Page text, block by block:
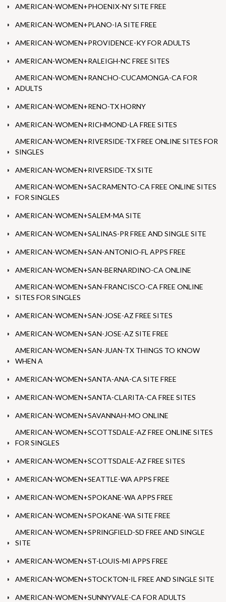
AMERICAN-WOMEN+PHOENIX-NY SITE FREE
AMERICAN-WOMEN+PLANO-IA SITE FREE
AMERICAN-WOMEN+PROVIDENCE-KY FOR ADULTS
AMERICAN-WOMEN+RALEIGH-NC FREE SITES
AMERICAN-WOMEN+RANCHO-CUCAMONGA-CA FOR
ADULTS
AMERICAN-WOMEN+RENO-TX HORNY
AMERICAN-WOMEN+RICHMOND-LA FREE SITES
AMERICAN-WOMEN+RIVERSIDE-TX FREE ONLINE SITES FOR
SINGLES
AMERICAN-WOMEN+RIVERSIDE-TX SITE
AMERICAN-WOMEN+SACRAMENTO-CA FREE ONLINE SITES
FOR SINGLES
AMERICAN-WOMEN+SALEM-MA SITE
AMERICAN-WOMEN+SALINAS-PR FREE AND SINGLE SITE
AMERICAN-WOMEN+SAN-ANTONIO-FL APPS FREE
AMERICAN-WOMEN+SAN-BERNARDINO-CA ONLINE
AMERICAN-WOMEN+SAN-FRANCISCO-CA FREE ONLINE
SITES FOR SINGLES
AMERICAN-WOMEN+SAN-JOSE-AZ FREE SITES
AMERICAN-WOMEN+SAN-JOSE-AZ SITE FREE
AMERICAN-WOMEN+SAN-JUAN-TX THINGS TO KNOW
WHEN A
AMERICAN-WOMEN+SANTA-ANA-CA SITE FREE
AMERICAN-WOMEN+SANTA-CLARITA-CA FREE SITES
AMERICAN-WOMEN+SAVANNAH-MO ONLINE
AMERICAN-WOMEN+SCOTTSDALE-AZ FREE ONLINE SITES
FOR SINGLES
AMERICAN-WOMEN+SCOTTSDALE-AZ FREE SITES
AMERICAN-WOMEN+SEATTLE-WA APPS FREE
AMERICAN-WOMEN+SPOKANE-WA APPS FREE
AMERICAN-WOMEN+SPOKANE-WA SITE FREE
AMERICAN-WOMEN+SPRINGFIELD-SD FREE AND SINGLE
SITE
AMERICAN-WOMEN+ST-LOUIS-MI APPS FREE
AMERICAN-WOMEN+STOCKTON-IL FREE AND SINGLE SITE
AMERICAN-WOMEN+SUNNYVALE-CA FOR ADULTS